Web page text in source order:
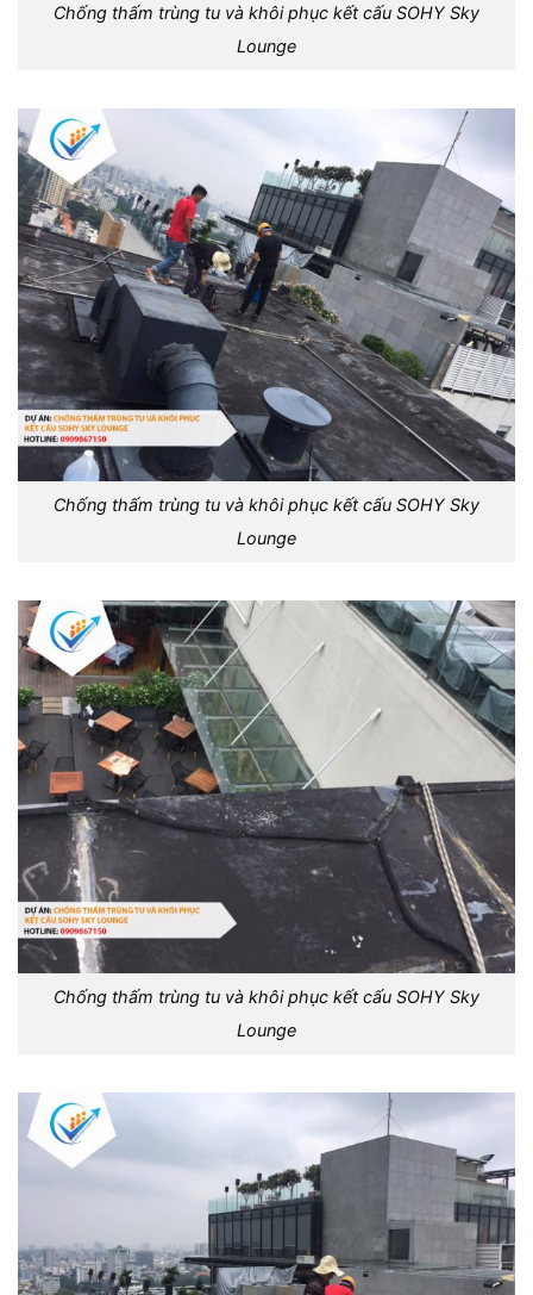
Chống thấm trùng tu và khôi phục kết cấu SOHY Sky
Lounge
Chống thấm trùng tu và khôi phục kết cấu SOHY Sky
Lounge
Chống thấm trùng tu và khôi phục kết cấu SOHY Sky
Lounge